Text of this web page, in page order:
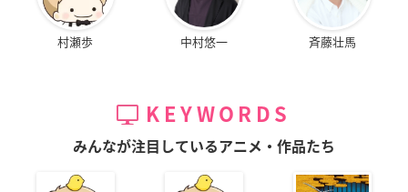
村瀬歩 中村悠一 斉藤壮馬
KEYWORDS
みんなが注目しているアニメ・作品たち